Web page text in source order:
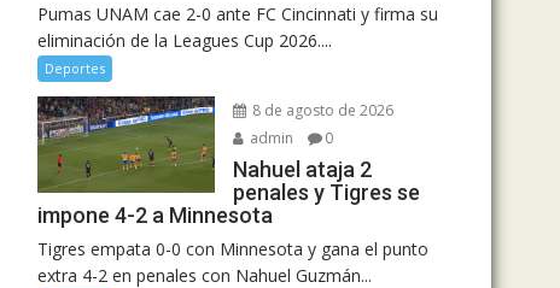
Pumas UNAM cae 2-0 ante FC Cincinnati y firma su
eliminación de la Leagues Cup 2026....
Deportes
8 de agosto de 2026
admin
0
Nahuel ataja 2
penales y Tigres se
impone 4-2 a Minnesota
Tigres empata 0-0 con Minnesota y gana el punto
extra 4-2 en penales con Nahuel Guzmán...